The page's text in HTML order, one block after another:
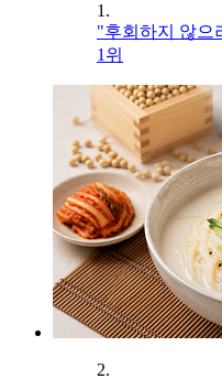
1.
"후회하지 않으
1위
2.